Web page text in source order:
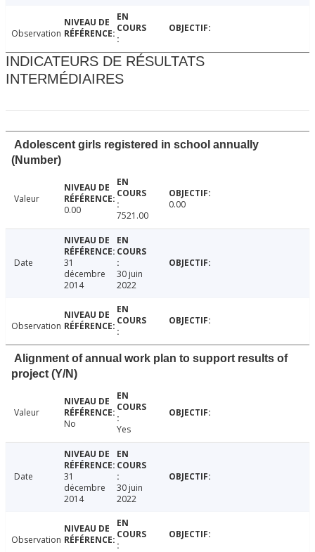
Observation
INDICATEURS DE RÉSULTATS
INTERMÉDIAIRES
Adolescent girls registered in school annually
(Number)
Valeur
0.00
7521.00
0.00
Date
31
décembre
2014
30 juin
2022
Observation
Alignment of annual work plan to support results of
project (Y/N)
Valeur
No
Yes
Date
31
décembre
2014
30 juin
2022
Observation